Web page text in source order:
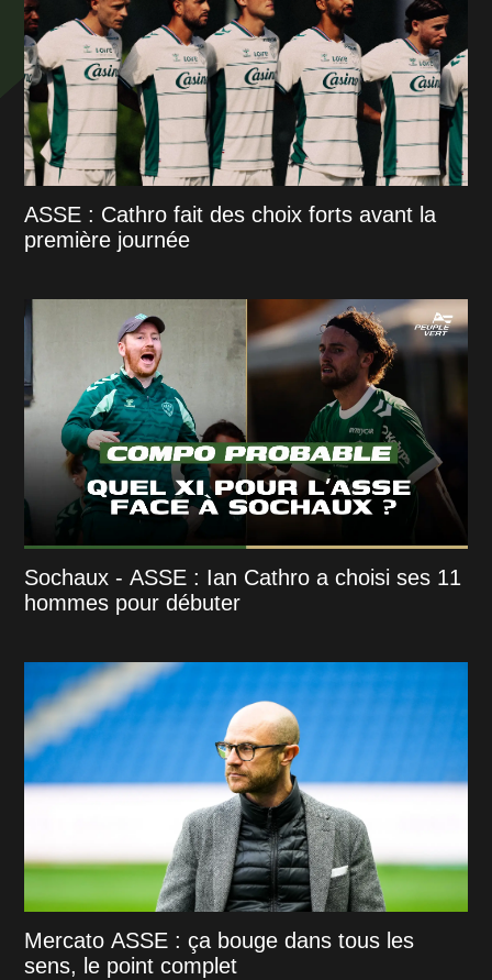
ASSE : Cathro fait des choix forts avant la
première journée
Sochaux - ASSE : Ian Cathro a choisi ses 11
hommes pour débuter
Mercato ASSE : ça bouge dans tous les
sens, le point complet